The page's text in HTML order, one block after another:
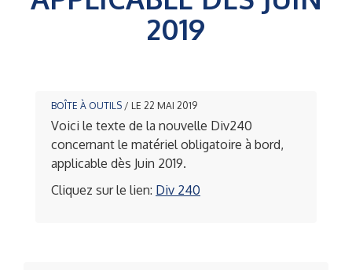
2019
BOÎTE À OUTILS / LE 22 MAI 2019
Voici le texte de la nouvelle Div240
concernant le matériel obligatoire à bord,
applicable dès Juin 2019.
Cliquez sur le lien: Div 240